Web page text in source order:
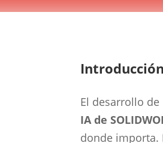
El desarrollo
IA de
donde importa.